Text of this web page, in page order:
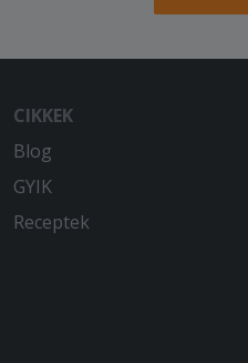
CIKKEK
Blog
GYIK
Receptek